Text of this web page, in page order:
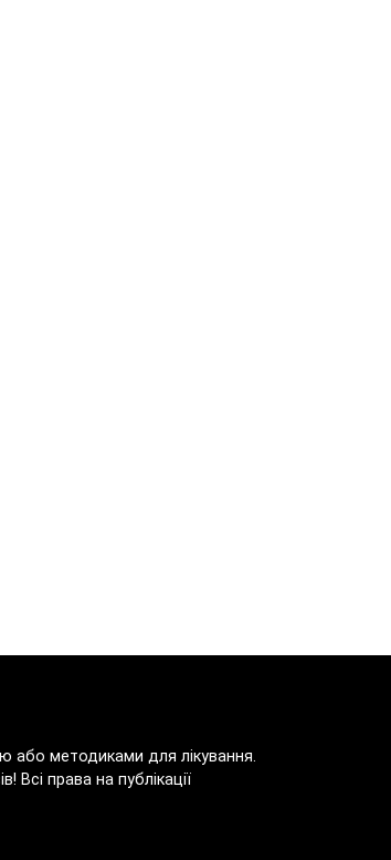
або методиками для лікування.
права на публікації